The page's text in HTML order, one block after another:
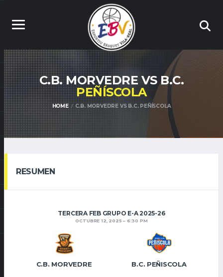
C.B. MORVEDRE VS B.C.
PEÑÍSCOLA
HOME C.B. MORVEDRE VS B.C. PEÑÍSCOLA
RESUMEN
TERCERA FEB GRUPO E-A 2025-26
OCTUBRE 12, 2025 6:30 PM
C.B. MORVEDRE B.C. PEÑISCOLA